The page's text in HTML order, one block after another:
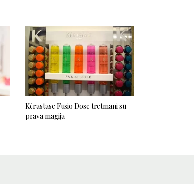
Kérastase Fusio Dose tretmani su
prava magija